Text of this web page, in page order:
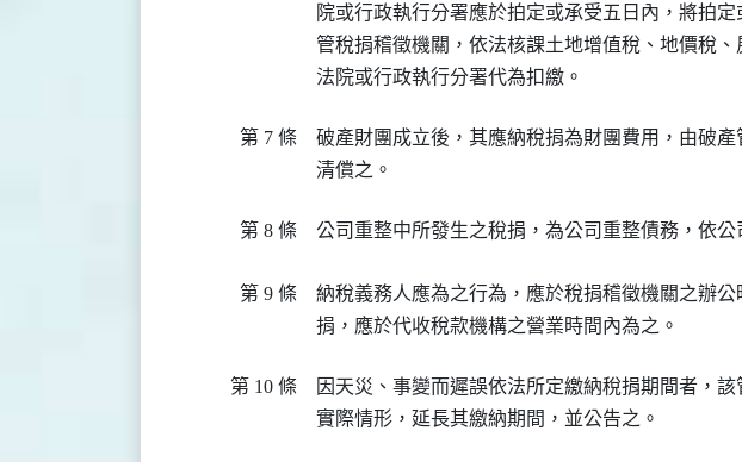
院或行政執行分署應於拍定或承受五日內，將拍
管稅捐稽徵機關，依法核課土地增值稅、地價稅
法院或行政執行分署代為扣繳。
第 7 條
破產財團成立後，其應納稅捐為財團費用，由破
清償之。
第 8 條 公司重整中所發生之稅捐，為公司重整債務，依公
第 9 條
納稅義務人應為之行為，應於稅捐稽徵機關之辦
捐，應於代收稅款機構之營業時間內為之。
第 10 條
因天災、事變而遲誤依法所定繳納稅捐期間者，
實際情形，延長其繳納期間，並公告之。